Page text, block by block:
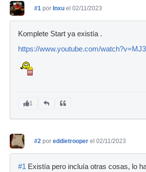
#1 por Inxu el 02/11/2023
Komplete Start ya existía .
https://www.youtube.com/
1
#2 por eddietrooper el 02/11/2023
#1 Existía pero incluía otras cosas, lo